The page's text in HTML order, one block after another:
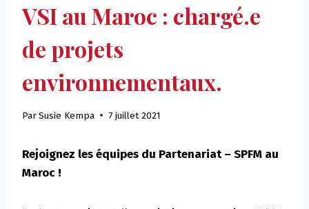
VSI au Maroc : chargé.e
de projets
environnementaux.
ParSusie Kempa 7 juillet 2021
Rejoignez les équipes du Partenariat – SPFM au
Maroc !